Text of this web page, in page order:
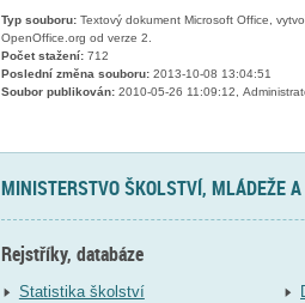
Typ souboru:Textový dokument Microsoft Office,
OpenOffice.org od verze 2.
Počet stažení:712
Poslední změna souboru:2013-10-08 13:04:51
Soubor publikován:2010-05-26 11:09:12,
MINISTERSTVO ŠKOLSTVÍ, MLÁDEŽE
Rejstříky, databáze
Statistika školství